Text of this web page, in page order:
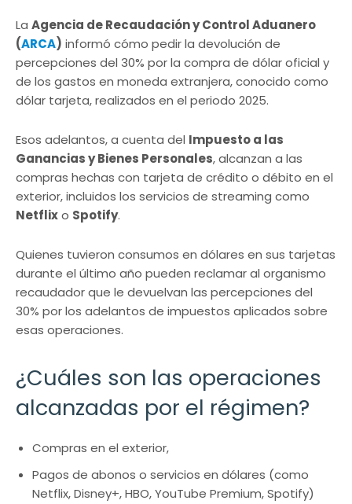
La Agencia de Recaudación y Control Aduanero
(ARCA) informó cómo pedir la devolución de
percepciones del 30% por la compra de dólar oficial y
de los gastos en moneda extranjera, conocido como
dólar tarjeta, realizados en el periodo 2025.
Esos adelantos, a cuenta del Impuesto a las
Ganancias y Bienes Personales, alcanzan a las
compras hechas con tarjeta de crédito o débito en el
exterior, incluidos los servicios de streaming como
Netflixo Spotify.
Quienes tuvieron consumos en dólares en sus tarjetas
durante el último año pueden reclamar al organismo
recaudador que le devuelvan las percepciones del
30% por los adelantos de impuestos aplicados sobre
esas operaciones.
¿Cuáles son las operaciones
alcanzadas por el régimen?
Compras en el exterior,
Pagos de abonos o servicios en dólares (como
Netflix, Disney+, HBO, YouTube Premium, Spotify)